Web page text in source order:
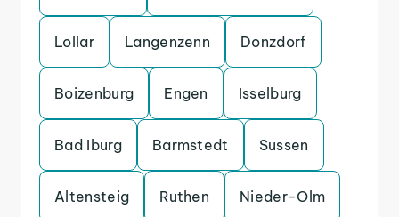
Lollar Langenzenn Donzdorf
Boizenburg Engen Isselburg
Bad Iburg Barmstedt Sussen
Altensteig Ruthen Nieder-Olm